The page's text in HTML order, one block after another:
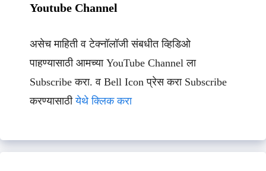
Youtube Channel
असेच माहिती व टेक्नॉलॉजी संबधीत व्हिडिओ
पाहण्यासाठी आमच्या YouTube Channel ला
Subscribe करा. व Bell Icon प्रेस करा Subscribe
करण्यासाठीयेथे क्लिक करा